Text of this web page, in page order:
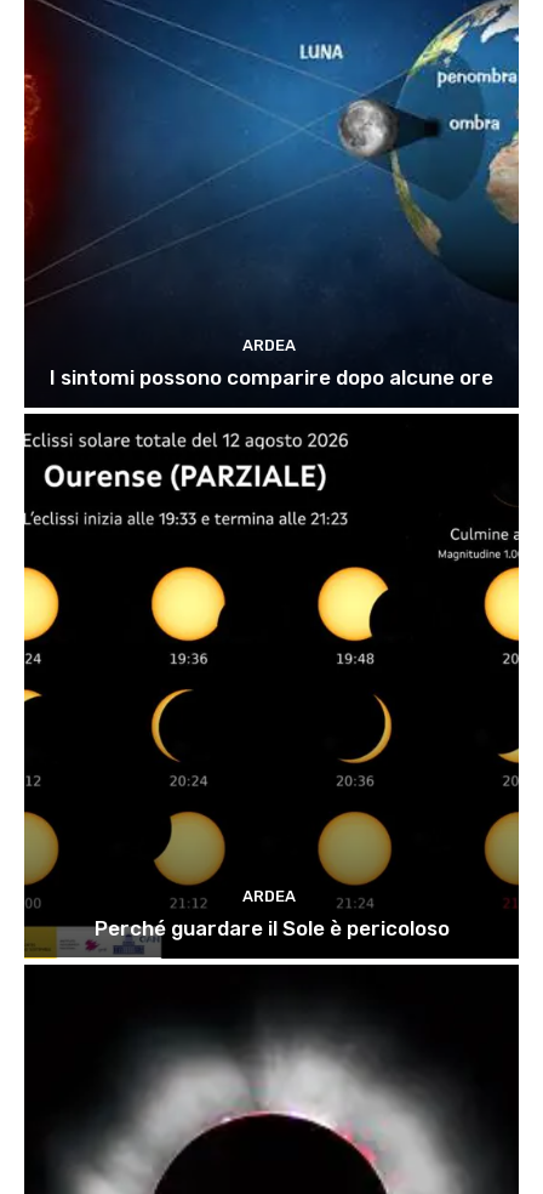
ARDEA
I sintomi possono comparire dopo alcune ore
ARDEA
Perché guardare il Sole è pericoloso